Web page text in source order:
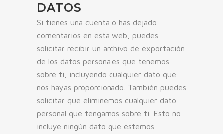
DATOS
Si tienes una cuenta o has dejado
comentarios en esta web, puedes
solicitar recibir un archivo de exportación
de los datos personales que tenemos
sobre ti, incluyendo cualquier dato que
nos hayas proporcionado. También puedes
solicitar que eliminemos cualquier dato
personal que tengamos sobre ti. Esto no
incluye ningún dato que estemos